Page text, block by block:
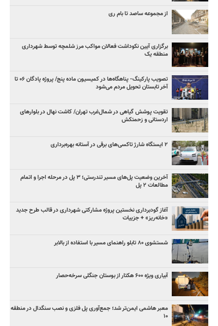
از مجموعه ساصد تا بام ری
برگزاری آیین نکوداشت فعالان مواکب مرز شلمچه توسط شهرداری
منطقه یک
تصویب پارکینگ- پناهگاه‌ها در کمیسیون ماده پنج/ پروژه پادگان ۰۶ تا
آخر تابستان تحویل مردم می‌شود
تقویت پوشش گیاهی در شمال‌غرب تهران/ کاشت نهال در بلوارهای
اردستانی و زحمتکش
۲ ایستگاه شارژ تاکسی‌های برقی در آستانه بهره‌برداری
آخرین وضعیت پل‌های مسیر تندرستی؛ ۳ پل در مرحله اجرا و اتمام
مطالعات ۲ پل
آغاز گودبرداری نخستین پروژه مشارکتی شهرداری در قالب طرح جدید
«خانه‌ریز» + جزییات
شستشوی ۸۰ تابلو راهنمای مسیر با استفاده از بالابر
آبیاری ویژه ۶۰۰ هکتار از بوستان جنگلی سرخه‌حصار
معبر هاشمی ایمن‌تر شد؛ جمع‌آوری پل فلزی و نصب سنگدال در منطقه
۱۰